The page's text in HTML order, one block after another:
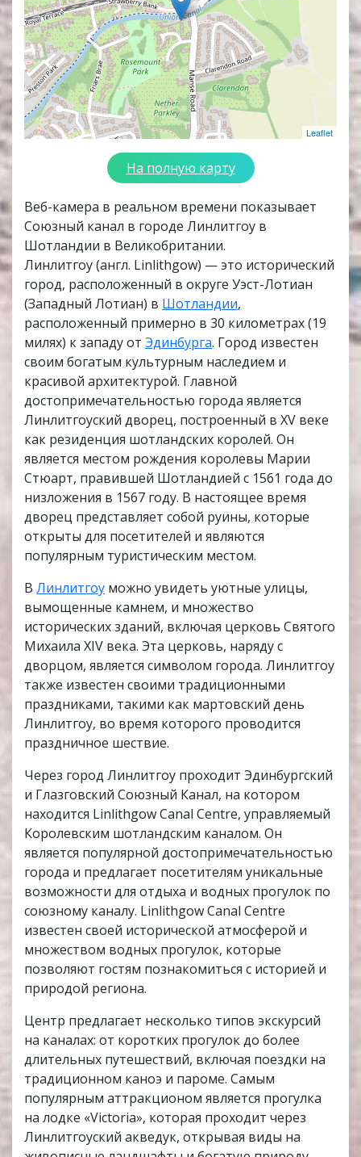
Leaflet
На полную карту
Веб-камера в реальном времени показывает
Союзный канал в городе Линлитгоу в
Шотландии в Великобритании.
Линлитгоу (англ. Linlithgow) — это исторический
город, расположенный в округе Уэст-Лотиан
(Западный Лотиан) в Шотландии,
расположенный примерно в 30 километрах (19
милях) к западу от Эдинбурга. Город известен
своим богатым культурным наследием и
красивой архитектурой. Главной
достопримечательностью города является
Линлитгоуский дворец, построенный в XV веке
как резиденция шотландских королей. Он
является местом рождения королевы Марии
Стюарт, правившей Шотландией с 1561 года до
низложения в 1567 году. В настоящее время
дворец представляет собой руины, которые
открыты для посетителей и являются
популярным туристическим местом.
В Линлитгоу можно увидеть уютные улицы,
вымощенные камнем, и множество
исторических зданий, включая церковь Святого
Михаила XIV века. Эта церковь, наряду с
дворцом, является символом города. Линлитгоу
также известен своими традиционными
праздниками, такими как мартовский день
Линлитгоу, во время которого проводится
праздничное шествие.
Через город Линлитгоу проходит Эдинбургский
и Глазговский Союзный Канал, на котором
находится Linlithgow Canal Centre, управляемый
Королевским шотландским каналом. Он
является популярной достопримечательностью
города и предлагает посетителям уникальные
возможности для отдыха и водных прогулок по
союзному каналу. Linlithgow Canal Centre
известен своей исторической атмосферой и
множеством водных прогулок, которые
позволяют гостям познакомиться с историей и
природой региона.
Центр предлагает несколько типов экскурсий
на каналах: от коротких прогулок до более
длительных путешествий, включая поездки на
традиционном каноэ и пароме. Самым
популярным аттракционом является прогулка
на лодке «Victoria», которая проходит через
Линлитгоуский акведук, открывая виды на